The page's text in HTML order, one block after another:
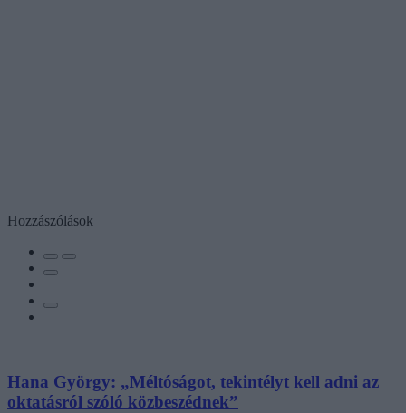
Hozzászólások
Hana György: „Méltóságot, tekintélyt kell adni az
oktatásról szóló közbeszédnek”